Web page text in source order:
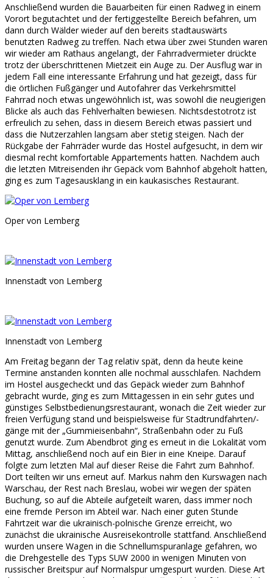
Anschließend wurden die Bauarbeiten für einen Radweg in einem
Vorort begutachtet und der fertiggestellte Bereich befahren, um
dann durch Wälder wieder auf den bereits stadtauswärts
benutzten Radweg zu treffen. Nach etwa über zwei Stunden waren
wir wieder am Rathaus angelangt, der Fahrradvermieter drückte
trotz der überschrittenen Mietzeit ein Auge zu. Der Ausflug war in
jedem Fall eine interessante Erfahrung und hat gezeigt, dass für
die örtlichen Fußgänger und Autofahrer das Verkehrsmittel
Fahrrad noch etwas ungewöhnlich ist, was sowohl die neugierigen
Blicke als auch das Fehlverhalten bewiesen. Nichtsdestotrotz ist
erfreulich zu sehen, dass in diesem Bereich etwas passiert und
dass die Nutzerzahlen langsam aber stetig steigen. Nach der
Rückgabe der Fahrräder wurde das Hostel aufgesucht, in dem wir
diesmal recht komfortable Appartements hatten. Nachdem auch
die letzten Mitreisenden ihr Gepäck vom Bahnhof abgeholt hatten,
ging es zum Tagesausklang in ein kaukasisches Restaurant.
Oper von Lemberg
Innenstadt von Lemberg
Innenstadt von Lemberg
Am Freitag begann der Tag relativ spät, denn da heute keine
Termine anstanden konnten alle nochmal ausschlafen. Nachdem
im Hostel ausgecheckt und das Gepäck wieder zum Bahnhof
gebracht wurde, ging es zum Mittagessen in ein sehr gutes und
günstiges Selbstbedienungsrestaurant, wonach die Zeit wieder zur
freien Verfügung stand und beispielsweise für Stadtrundfahrten/-
gänge mit der „Gummieisenbahn“, Straßenbahn oder zu Fuß
genutzt wurde. Zum Abendbrot ging es erneut in die Lokalität vom
Mittag, anschließend noch auf ein Bier in eine Kneipe. Darauf
folgte zum letzten Mal auf dieser Reise die Fahrt zum Bahnhof.
Dort teilten wir uns erneut auf. Markus nahm den Kurswagen nach
Warschau, der Rest nach Breslau, wobei wir wegen der späten
Buchung, so auf die Abteile aufgeteilt waren, dass immer noch
eine fremde Person im Abteil war. Nach einer guten Stunde
Fahrtzeit war die ukrainisch-polnische Grenze erreicht, wo
zunächst die ukrainische Ausreisekontrolle stattfand. Anschließend
wurden unsere Wagen in die Schnellumspuranlage gefahren, wo
die Drehgestelle des Typs SUW 2000 in wenigen Minuten von
russischer Breitspur auf Normalspur umgespurt wurden. Diese Art